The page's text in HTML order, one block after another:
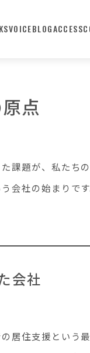
VOICEBLOGACCESS
点
課題が、私たち
会社の始まりです
会社
居住支援という